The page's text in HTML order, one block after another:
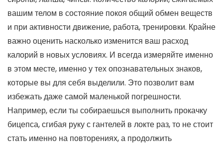
вашим телом в состояние покоя общий обмен веществ
и при активности движение, работа, тренировки. Крайне
важно оценить насколько изменится ваш расход
калорий в новых условиях. И всегда измеряйте именно
в этом месте, именно у тех опознавательных знаков,
которые вы для себя выделили. Это позволит вам
избежать даже самой маленькой погрешности.
Например, если ты собираешься выполнить прокачку
бицепса, сгибая руку с гантелей в локте раз, то не стоит
стать именно на повторениях, а продолжить